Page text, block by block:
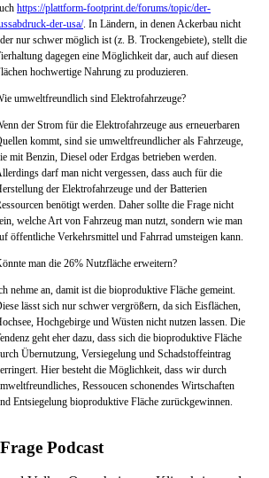
https://plattform-footprint.de/forums/topic/der-
der-usa/. In Ländern, in denen Ackerbau nicht
nur schwer möglich ist (z. B. Trockengebiete), stellt die
dagegen eine Möglichkeit dar, auch auf diesen
hochwertige Nahrung zu produzieren.
umweltfreundlich sind Elektrofahrzeuge?
der Strom für die Elektrofahrzeuge aus erneuerbaren
kommt, sind sie umweltfreundlicher als Fahrzeuge,
mit Benzin, Diesel oder Erdgas betrieben werden.
darf man nicht vergessen, dass auch für die
der Elektrofahrzeuge und der Batterien
benötigt werden. Daher sollte die Frage nicht
welche Art von Fahrzeug man nutzt, sondern wie man
öffentliche Verkehrsmittel und Fahrrad umsteigen kann.
man die 26% Nutzfläche erweitern?
nehme an, damit ist die bioproduktive Fläche gemeint.
lässt sich nur schwer vergrößern, da sich Eisflächen,
Hochgebirge und Wüsten nicht nutzen lassen. Die
geht eher dazu, dass sich die bioproduktive Fläche
Übernutzung, Versiegelung und Schadstoffeintrag
Hier besteht die Möglichkeit, dass wir durch
Ressoucen schonendes Wirtschaften
Entsiegelung bioproduktive Fläche zurückgewinnen.
Podcast